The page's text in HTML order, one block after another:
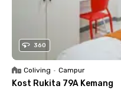
360
Coliving • Campur
Kost Rukita 79A Kemang